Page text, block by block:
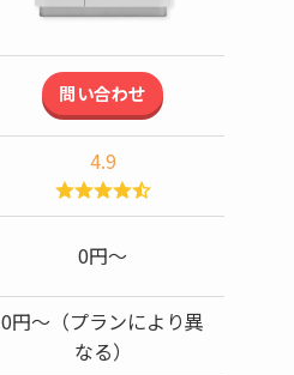
問い合わせ
4.9
0円〜
0円〜（プランにより異
なる）